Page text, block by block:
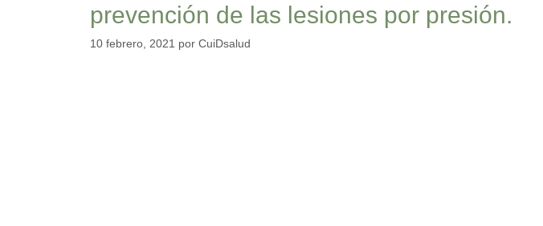
prevención de las lesiones por presión.
10 febrero, 2021 por CuiDsalud